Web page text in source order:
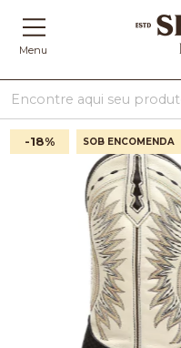
Menu
-18% SOB ENCOMENDA